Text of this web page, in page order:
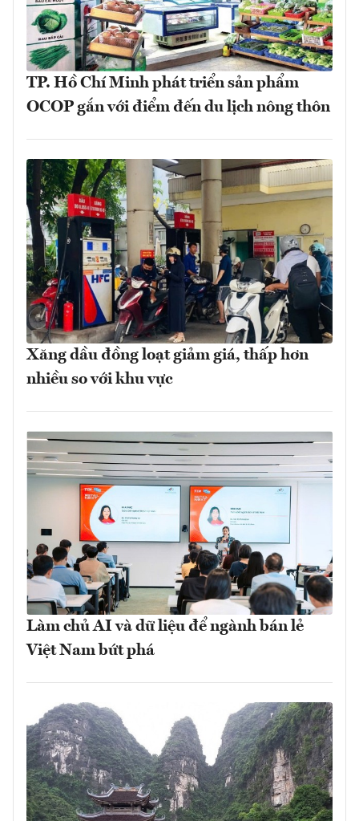
TP. Hồ Chí Minh phát triển sản phẩm
OCOP gắn với điểm đến du lịch nông thôn
Xăng dầu đồng loạt giảm giá, thấp hơn
nhiều so với khu vực
Làm chủ AI và dữ liệu để ngành bán lẻ
Việt Nam bứt phá